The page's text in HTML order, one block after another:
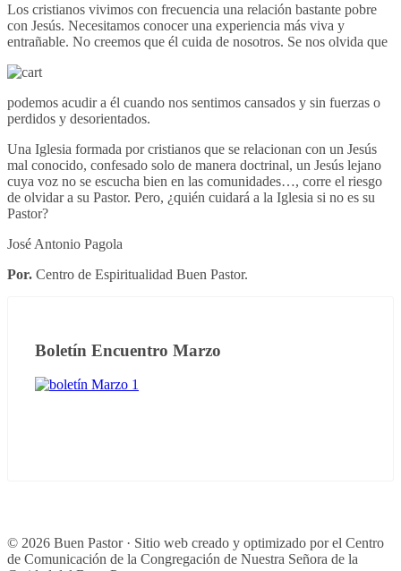
Los cristianos vivimos con frecuencia una relación bastante pobre
con Jesús. Necesitamos conocer una experiencia más viva y
entrañable. No creemos que él cuida de nosotros. Se nos olvida que
podemos acudir a él cuando nos sentimos cansados y sin fuerzas o
perdidos y desorientados.
Una Iglesia formada por cristianos que se relacionan con un Jesús
mal conocido, confesado solo de manera doctrinal, un Jesús lejano
cuya voz no se escucha bien en las comunidades…, corre el riesgo
de olvidar a su Pastor. Pero, ¿quién cuidará a la Iglesia si no es su
Pastor?
José Antonio Pagola
Por. Centro de Espiritualidad Buen Pastor.
Boletín Encuentro Marzo
© 2026 Buen Pastor · Sitio web creado y optimizado por el Centro
de Comunicación de la Congregación de Nuestra Señora de la